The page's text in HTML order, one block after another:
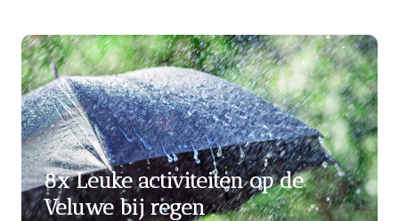
8x Leuke activiteiten op de
Veluwe bij regen